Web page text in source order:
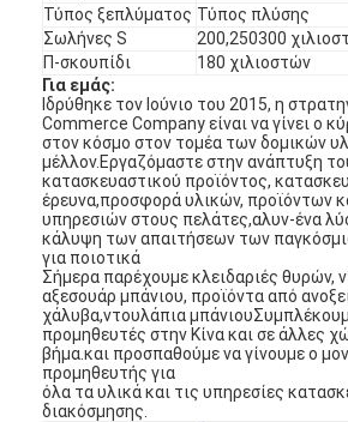
Τύπος ξεπλύματος Τύπος πλύσης
Σωλήνες S
200,250300
Π-σκουπίδι
180 χιλιοστών
Για εμάς:
Ιδρύθηκε τον Ιούνιο του 2015, η
Commerce Company είναι να γίνει ο
στον κόσμο στον τομέα των δομικών
μέλλον.Εργαζόμαστε στην ανάπτυξη
κατασκευαστικού προϊόντος,
έρευνα,προσφορά υλικών, προϊόντων
υπηρεσιών στους πελάτες,αλυν-ένα
κάλυψη των απαιτήσεων των
για ποιοτικά
Σήμερα παρέχουμε κλειδαριές θυρών,
αξεσουάρ μπάνιου, προϊόντα από
χάλυβα,ντουλάπια
προμηθευτές στην Κίνα και σε άλλες
βήμα.και προσπαθούμε να γίνουμε ο
προμηθευτής για
όλα τα υλικά και τις υπηρεσίες
διακόσμησης.